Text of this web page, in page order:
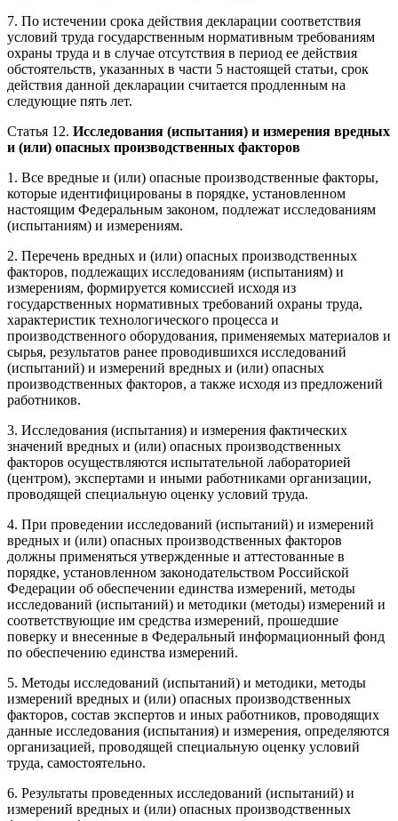
7. По истечении срока действия декларации соответствия
условий труда государственным нормативным требованиям
охраны труда и в случае отсутствия в период ее действия
обстоятельств, указанных в части 5 настоящей статьи, срок
действия данной декларации считается продленным на
следующие пять лет.
Статья 12. Исследования (испытания) и измерения вредных
и (или) опасных производственных факторов
1. Все вредные и (или) опасные производственные факторы,
которые идентифицированы в порядке, установленном
настоящим Федеральным законом, подлежат исследованиям
(испытаниям) и измерениям.
2. Перечень вредных и (или) опасных производственных
факторов, подлежащих исследованиям (испытаниям) и
измерениям, формируется комиссией исходя из
государственных нормативных требований охраны труда,
характеристик технологического процесса и
производственного оборудования, применяемых материалов и
сырья, результатов ранее проводившихся исследований
(испытаний) и измерений вредных и (или) опасных
производственных факторов, а также исходя из предложений
работников.
3. Исследования (испытания) и измерения фактических
значений вредных и (или) опасных производственных
факторов осуществляются испытательной лабораторией
(центром), экспертами и иными работниками организации,
проводящей специальную оценку условий труда.
4. При проведении исследований (испытаний) и измерений
вредных и (или) опасных производственных факторов
должны применяться утвержденные и аттестованные в
порядке, установленном законодательством Российской
Федерации об обеспечении единства измерений, методы
исследований (испытаний) и методики (методы) измерений и
соответствующие им средства измерений, прошедшие
поверку и внесенные в Федеральный информационный фонд
по обеспечению единства измерений.
5. Методы исследований (испытаний) и методики, методы
измерений вредных и (или) опасных производственных
факторов, состав экспертов и иных работников, проводящих
данные исследования (испытания) и измерения, определяются
организацией, проводящей специальную оценку условий
труда, самостоятельно.
6. Результаты проведенных исследований (испытаний) и
измерений вредных и (или) опасных производственных